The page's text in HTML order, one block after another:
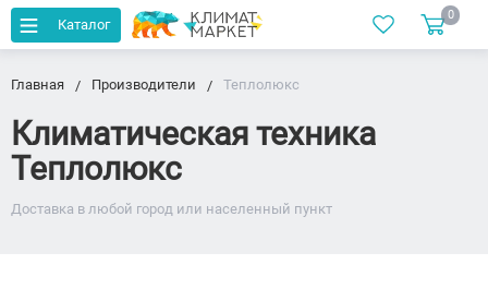
Каталог
0
Главная Производители Теплолюкс
Климатическая техника
Теплолюкс
Доставка в любой город или населенный пункт